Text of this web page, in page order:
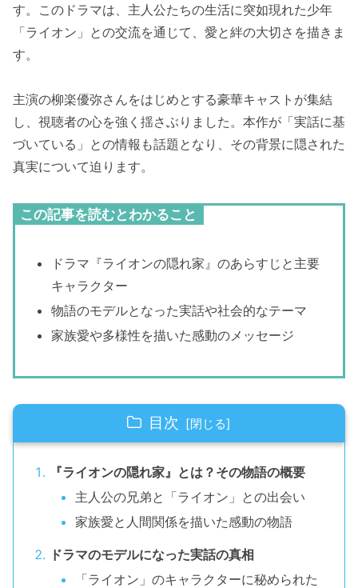
す。このドラマは、主人公たちの生活に突如現れた少年
「ライオン」との交流を通じて、愛と絆の大切さを描きま
す。
主演の柳楽優弥さんをはじめとする豪華キャストが集結
し、視聴者の心を強く揺さぶりました。本作が「実話に基
づいている」との情報も話題となり、その背景に隠された
真実について迫ります。
この記事を読むとわかること
ドラマ『ライオンの隠れ家』のあらすじと主要
キャラクター
物語のモデルとなった実話や社会的なテーマ
家族愛や多様性を描いた感動のメッセージ
目次
『ライオンの隠れ家』とは？その物語の概要
主人公の兄弟と「ライオン」との出会い
家族愛と人間関係を描いた感動の物語
ドラマのモデルになった実話の真相
「ライオン」のキャラクターに秘められた